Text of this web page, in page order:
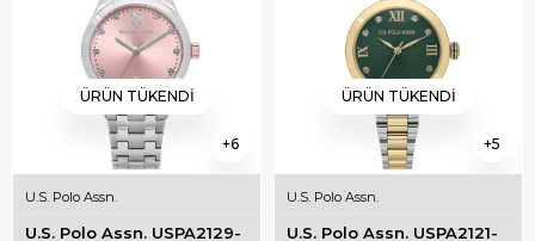
6
ÜRÜN TÜKENDI
U.S. Polo Assn.
U.S. Polo Assn. USPA2129-
5
ÜRÜN TÜKENDI
U.S. Polo Assn.
U.S. Polo Assn. USPA2121-